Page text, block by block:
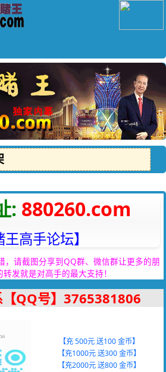
: 880260.com
王高手论坛】
，请截图分享到QQ群、微信群让更多的朋
发就是对高手的最大支持！
QQ号】 3765381806
【充 500元 送100 金币】
【充1000元 送300 金币】
【充2000元 送800 金币】